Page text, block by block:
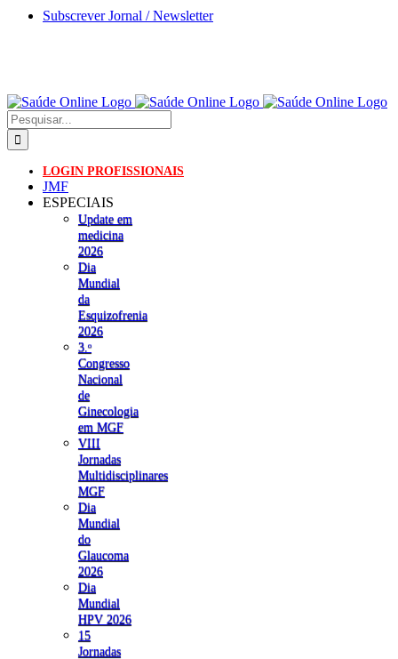
Skip
Subscrever Jornal / Newsletter
Pesquisar
LOGIN PROFISSIONAIS
JMF
ESPECIAIS
Update em
medicina
2026
Dia
Mundial
da
Esquizofrenia
2026
3.ᵒ
Congresso
Nacional
de
Ginecologia
em MGF
VIII
Jornadas
Multidisciplinares
MGF
Dia
Mundial
do
Glaucoma
2026
Dia
Mundial
HPV 2026
15
Jornadas